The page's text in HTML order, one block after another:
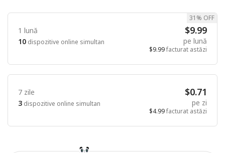
1 lună
10 dispozitive online simultan
$9.99
pe lună
$9.99facturat astăzi
31% OFF
7 zile
3 dispozitive online simultan
$0.71
pe zi
$4.99facturat astăzi